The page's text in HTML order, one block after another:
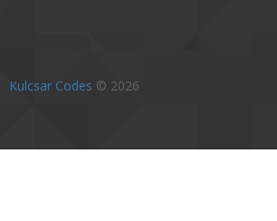
Kulcsar Codes © 2026